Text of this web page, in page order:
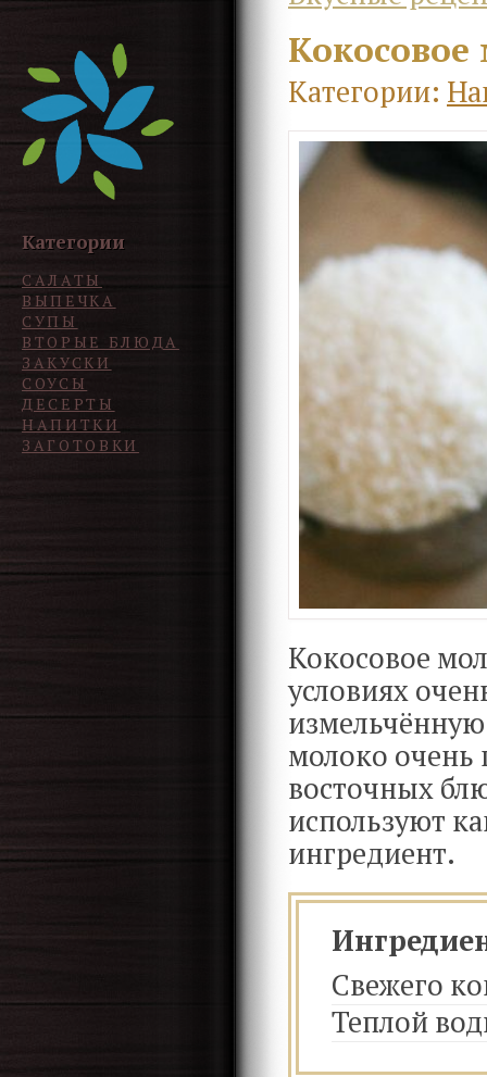
Категории
САЛАТЫ
ВЫПЕЧКА
СУПЫ
ВТОРЫЕ БЛЮДА
ЗАКУСКИ
СОУСЫ
ДЕСЕРТЫ
НАПИТКИ
ЗАГОТОВКИ
Кокосовое
Категории:
Кокосовое
условиях
молоко очень
восточных
используют
ингредиент.
Свежего
Теплой